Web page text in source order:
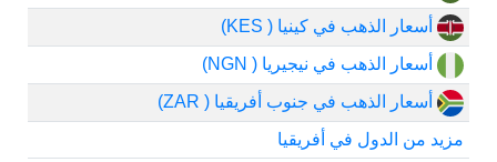
أسعار الذهب في كينيا ( KES)
أسعار الذهب في نيجيريا ( NGN)
أسعار الذهب في جنوب أفريقيا ( ZAR)
مزيد من الدول في أفريقيا